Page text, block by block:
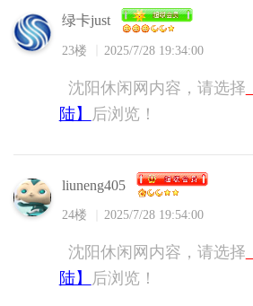
绿卡just
23楼 2025/7/28 19:34:00
沈阳休闲网内容，请选择
陆】
后浏览！
liuneng405
24楼 2025/7/28 19:54:00
沈阳休闲网内容，请选择
陆】
后浏览！